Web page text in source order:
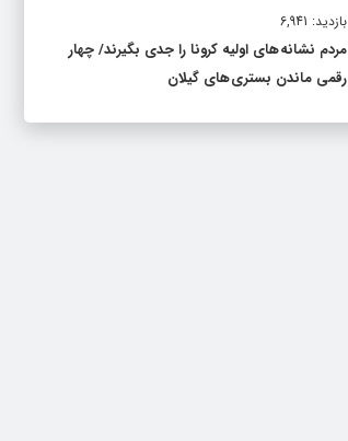
بازدید: 6,941
مردم نشانه های اولیه کرونا را جدی بگیرند/ چهار
رقمی ماندن بستری های گیلان